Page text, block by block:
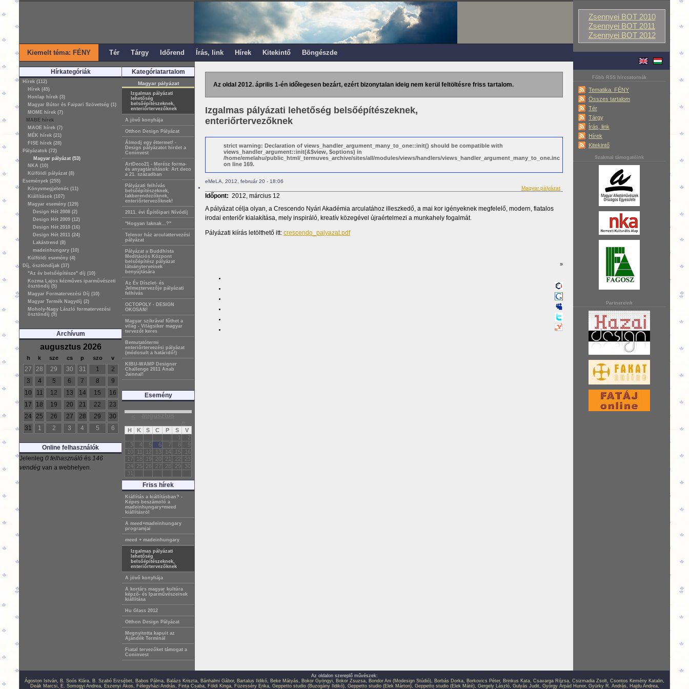
Zsennyei BOT 2010
Zsennyei BOT 2011
Zsennyei BOT 2012
Főbb RSS hírcsatornák
Tematika: FÉNY
Összes tartalom
Tér
Tárgy
Írás, link
Hírek
Kitekintő
Szakmai támogatóink
Partnereink
Kiemelt téma: FÉNY Tér Tárgy Időrend Írás, link Hírek Kitekintő Böngészde
Hírkategóriák
Hírek (112)
Hírek (45)
Honlap hírek (3)
Magyar Bútor és Faipari Szövetség (1)
MOME hírek (7)
MABE hírek
MAOE hírek (7)
MÉK hírek (21)
FISE hírek (28)
Pályázatok (72)
Magyar pályázat (53)
NKA (10)
Külföldi pályázat (8)
Események (255)
Könyvmegjelenés (11)
Kiállítások (107)
Magyar esemény (129)
Design Hét 2008 (2)
Design Hét 2009 (12)
Design Hét 2010 (16)
Design Hét 2011 (24)
Lakástrend (8)
madeinhungary (10)
Külföldi esemény (4)
Díj, ösztöndíjak (37)
"Az év belsőépítésze" díj (10)
Kozma Lajos kézműves iparművészeti
ösztöndíj (5)
Magyar Formatervezési Díj (10)
Magyar Termék Nagydíj (2)
Moholy-Nagy László formatervezési
ösztöndíj (9)
Archívum
augusztus 2026
h k sze cs p szo v
27 28 29 30 31 1
2
3
4 5 6 7 8
9
10
11 12 13 14 15
16
17
18 19 20 21 22
23
24
25 26 27 28 29
30
31
1 2 3 4 5 6
Online felhasználók
Jelenleg 0 felhasználó és 146
vendég van a webhelyen.
Kategóriatartalom
Magyar pályázat
Izgalmas pályázati
lehetőség
belsőépítészeknek,
enteriőrtervezőknek
A jövő konyhája
Otthon Design Pályázat
Álmodj egy éttermet! -
Design pályázatot hirdet a
Coninvest
ArtDeco21 - Merész forma-
és anyagtársítások: Art deco
a 21. században
Pályázati felhívás
belsőépítészeknek,
lakberendezőknek,
enteriőrtervezőknek!
2011. évi Építőipari Nívódíj
"Hogyan laknak…?"
Telenor ház arculattervezési
pályázat
Pályázat a Buddhista
Meditációs Központ
belsőépítész pályázat
látványterveinek
benyújtására
Az Év Díszlet- és
Jelmeztervezője pályázati
felhívás
OCTOPOLY - DESIGN
OKOSAN!
Magyar szikrával fűthet a
világ - Világsiker magyar
tervezőt keres
Bemutatótermi
enteriőrtervezési pályázat
(módosult a határidő!)
KIBU-WAMP Designer
Challenge 2011 Anab
Jainnal!
Esemény
« augusztus
H K S C P S
V
1
2
3
4 5 6 7 8
9
10
11 12 13 14 15
16
17
18 19 20 21 22
23
24
25 26 27 28 29
30
31
Friss hírek
Kiállítás a kiállításban? -
Képes beszámoló a
madeinhungary+meed
kiállításról
A meed+madeinhungary
programjai
meed + madeinhungary
Izgalmas pályázati
lehetőség
belsőépítészeknek,
enteriőrtervezőknek
A jövő konyhája
A kortárs magyar kultúra
képző- és Iparművészeinek
kiállítása
Hu Glass 2012
Otthon Design Pályázat
Megnyitotta kapuit az
Ajándék Terminál
Fiatal tervezőket támogat a
Coninvest
Az oldal 2012. április 1-én időlegesen bezárt, ezért bizonytalan ideig nem kerül feltöltésre friss tartalom.
Izgalmas pályázati lehetőség belsőépítészeknek,
enteriőrtervezőknek
strict warning: Declaration of views_handler_argument_many_to_one::init() should be compatible with
views_handler_argument::init(&$view, $options) in
/home/emelahu/public_html/_termuves_archive/sites/all/modules/views/handlers/views_handler_argument_many_to_one.inc
on line 169.
eMeLA, 2012, február 20 - 18:06
Magyar pályázat
Időpont: 2012, március 12
A pályázat célja olyan, a Crescendo Nyári Akadémia arculatához illeszkedő, a mai kor igényeknek megfelelő, modern, fiatalos
irodai enteriőr kialakítása, mely inspiráló, kreatív közegével újraértelmezi a munkahely fogalmát.
Pályázati kiírás letölthető itt: crescendo_palyazat.pdf
»
Az oldalon szereplő művészek:
Ágoston István, B. Soós Klára, B. Szabó Erzsébet, Babos Pálma, Balázs Kriszta, Bánhalmi Gábor, Bartalus Ildikó, Beke Mátyás, Bokor Gyöngyi, Bokor Zsuzsa, Bondor Ani (Modesign Stúdió), Borbás Dorka, Borkovics Péter, Brinkus Kata, Csavarga Rózsa, Csizmadia Zsolt, Csontos Kemény Katalin,
Deák Marcsi, E. Somogyi Andrea, Eszenyi Ákos, Félegyházi András, Finta Csaba, Földi Kinga, Füzesséry Erika, Geppetto studio (Buzogány Ildikó), Geppetto studio (Elek Márton), Geppetto studio (Elek Máté), Gergely László, Gulyás Judit, György Árpád Hunor, Gyürky R. András, Hajdu Andrea,